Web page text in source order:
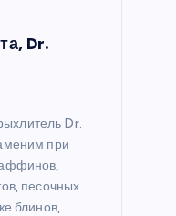
Dr.
Dr.
при
песочных
блинов,